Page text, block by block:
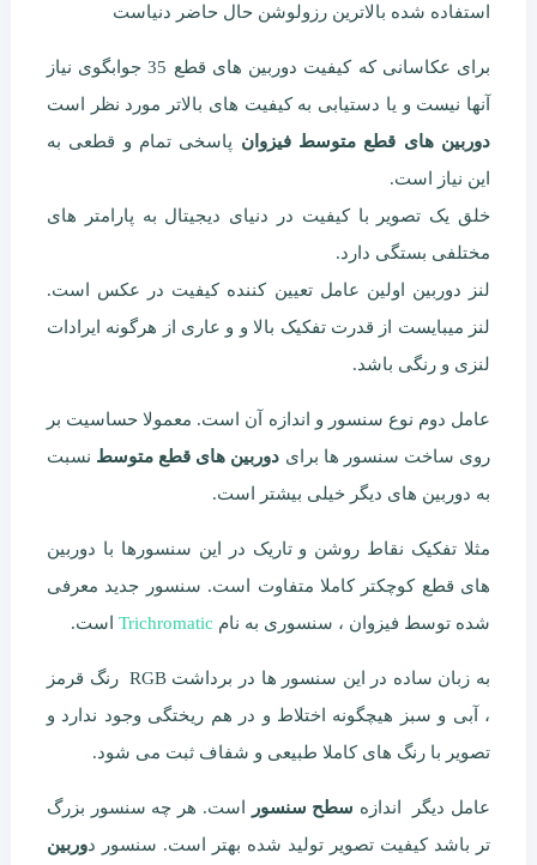
استفاده شده بالاترین رزولوشن حال حاضر دنیاست
برای عکاسانی که کیفیت دوربین های قطع 35 جوابگوی نیاز
آنها نیست و یا دستیابی به کیفیت های بالاتر مورد نظر است
دوربین های قطع متوسط فیزوان پاسخی تمام و قطعی به
این نیاز است.
خلق یک تصویر با کیفیت در دنیای دیجیتال به پارامتر های
مختلفی بستگی دارد.
لنز دوربین اولین عامل تعیین کننده کیفیت در عکس است.
لنز میبایست از قدرت تفکیک بالا و و عاری از هرگونه ایرادات
لنزی و رنگی باشد.
عامل دوم نوع سنسور و اندازه آن است. معمولا حساسیت بر
روی ساخت سنسور ها برای دوربین های قطع متوسط نسبت
به دوربین های دیگر خیلی بیشتر است.
مثلا تفکیک نقاط روشن و تاریک در این سنسورها با دوربین
های قطع کوچکتر کاملا متفاوت است. سنسور جدید معرفی
شده توسط فیزوان ، سنسوری به نام Trichromaticاست.
به زبان ساده در این سنسور ها در برداشت RGB رنگ قرمز
، آبی و سبز هیچگونه اختلاط و در هم ریختگی وجود ندارد و
تصویر با رنگ های کاملا طبیعی و شفاف ثبت می شود.
عامل دیگر اندازه سطح سنسور
است. هر چه سنسور بزرگ
تر باشد کیفیت تصویر تولید شده بهتر است. سنسور دوربین